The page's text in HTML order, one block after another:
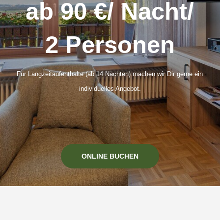
ab 90 €/ Nacht/
2 Personen
Für Langzeitaufenthalte (ab 14 Nächten) machen wir Dir gerne ein
individuelles Angebot.
ONLINE BUCHEN